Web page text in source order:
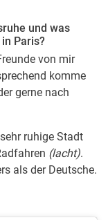
und was
Paris?
von mir
komme
gerne nach
ruhige Stadt
(lacht).
als der Deutsche.